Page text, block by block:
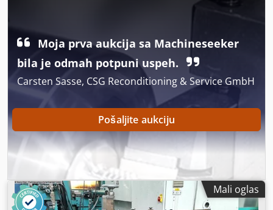
Moja prva aukcija sa Machineseeker
bila je odmah potpuni uspeh.
Carsten Sasse, CSG Reconditioning & Service GmbH
Pošaljite aukciju
Mali oglas